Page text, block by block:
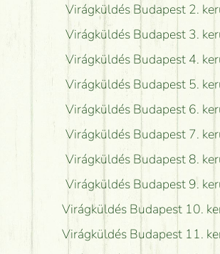
Virágküldés Budapest 2.
Virágküldés Budapest 3.
Virágküldés Budapest 4.
Virágküldés Budapest 5.
Virágküldés Budapest 6.
Virágküldés Budapest 7.
Virágküldés Budapest 8.
Virágküldés Budapest 9.
Virágküldés Budapest 10.
Virágküldés Budapest 11.